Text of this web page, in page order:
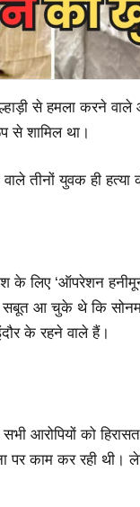
से हमला करने वाले
से शामिल था।
तीनों युवक ही हत्या
के लिए ‘ऑपरेशन
सबूत आ चुके थे कि
के रहने वाले हैं।
आरोपियों को
पर काम कर रही